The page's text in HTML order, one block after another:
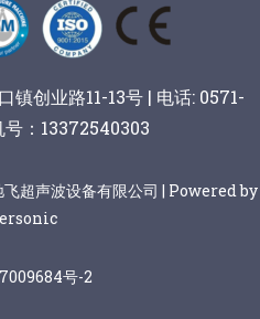
镇创业路11-13号 | 电话: 0571-
：13372540303
超声波设备有限公司 | Powered by
号-2